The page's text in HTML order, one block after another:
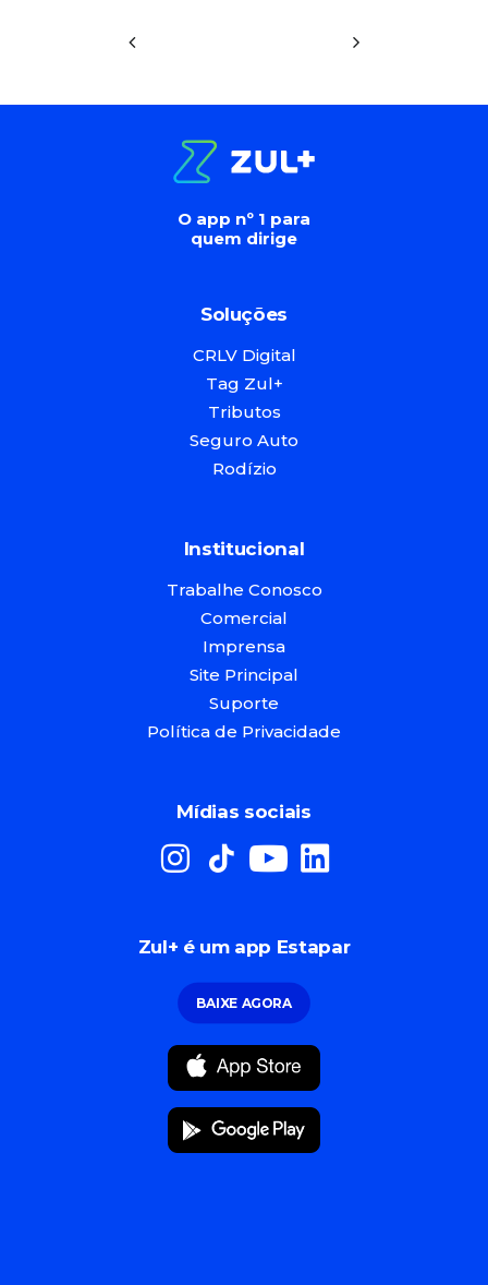
O app nº 1 para
quem dirige
Soluções
CRLV Digital
Tag Zul+
Tributos
Seguro Auto
Rodízio
Institucional
Trabalhe Conosco
Comercial
Imprensa
Site Principal
Suporte
Política de Privacidade
Mídias sociais
Zul+ é um app Estapar
BAIXE AGORA